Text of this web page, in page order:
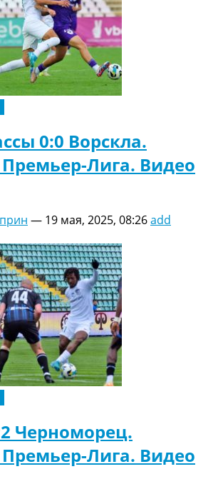
0:0 Ворскла.
Лига. Видео
— 19 мая, 2025, 08:26add
Черноморец.
Лига. Видео